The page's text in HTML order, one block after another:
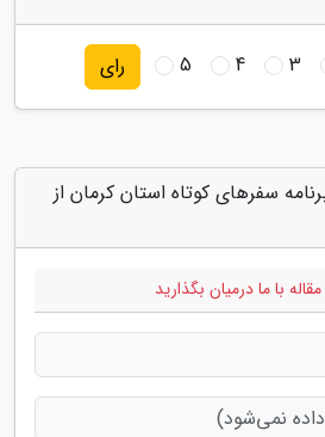
3
4
5 رای
سفرهای کوتاه استان کرمان از
با ما درمیان بگذارید